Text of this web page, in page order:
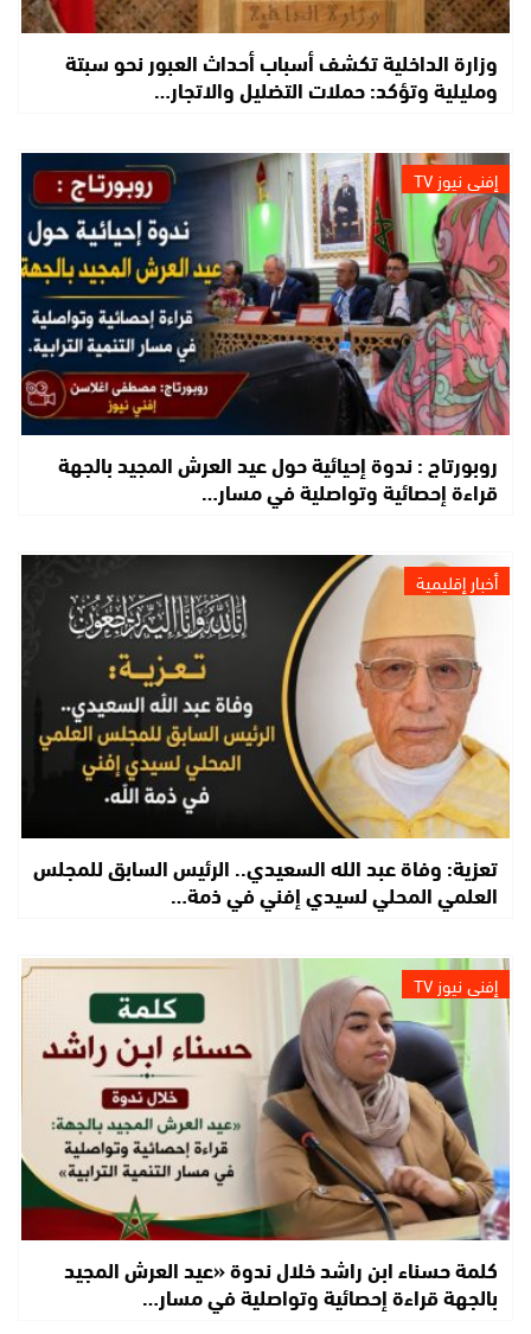
وزارة الداخلية تكشف أسباب أحداث العبور نحو سبتة
ومليلية وتؤكد: حملات التضليل والاتجار…
إفني نيوز TV
روبورتاج : ندوة إحيائية حول عيد العرش المجيد بالجهة
قراءة إحصائية وتواصلية في مسار…
أخبار إقليمية
تعزية: وفاة عبد الله السعيدي.. الرئيس السابق للمجلس
العلمي المحلي لسيدي إفني في ذمة…
إفني نيوز TV
كلمة حسناء ابن راشد خلال ندوة «عيد العرش المجيد
بالجهة قراءة إحصائية وتواصلية في مسار…